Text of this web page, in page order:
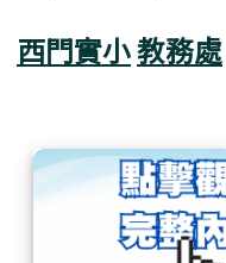
西門實小教務處